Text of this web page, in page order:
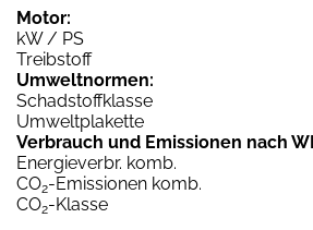
Motor:
kW / PS
Treibstoff
Umweltnormen:
Schadstoffklasse
Umweltplakette
Verbrauch und Emissionen nach
Energieverbr. komb.
CO2-Emissionen komb.
CO2-Klasse